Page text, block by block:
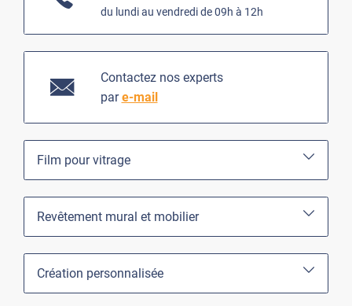
du lundi au vendredi de 09h à 12h
Contactez nos experts
pare-mail
Film pour vitrage
Revêtement mural et mobilier
Création personnalisée